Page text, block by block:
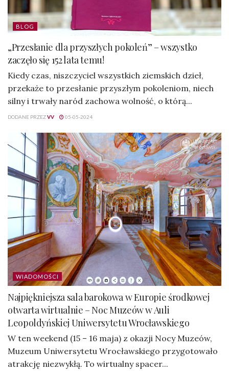
BLOG
„Przesłanie dla przyszłych pokoleń” – wszystko
zaczęło się 152 lata temu!
Kiedy czas, niszczyciel wszystkich ziemskich dzieł,
przekaże to przesłanie przyszłym pokoleniom, niech
silny i trwały naród zachowa wolność, o którą...
DODANE PRZEZVV 05-05-2024
WIADOMOŚCI
Najpiękniejsza sala barokowa w Europie środkowej
otwarta wirtualnie – Noc Muzeów w Auli
Leopoldyńskiej Uniwersytetu Wrocławskiego
W ten weekend (15 – 16 maja) z okazji Nocy Muzeów,
Muzeum Uniwersytetu Wrocławskiego przygotowało
atrakcję niezwykłą. To wirtualny spacer...